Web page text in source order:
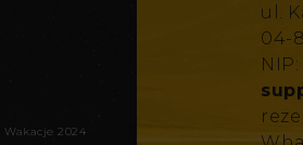
Wakacje 2024
ul.
04-
NIP: